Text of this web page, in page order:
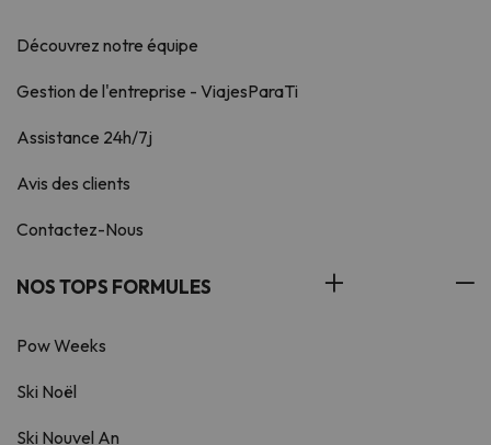
Découvrez notre équipe
Gestion de l'entreprise - ViajesParaTi
Assistance 24h/7j
Avis des clients
Contactez-Nous
NOS TOPS FORMULES
Pow Weeks
Ski Noël
Ski Nouvel An